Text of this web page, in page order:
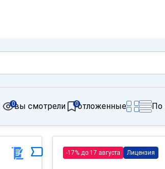
вы смотрели
0 отложенные
0 По
-17% до 17 августа Лицензия